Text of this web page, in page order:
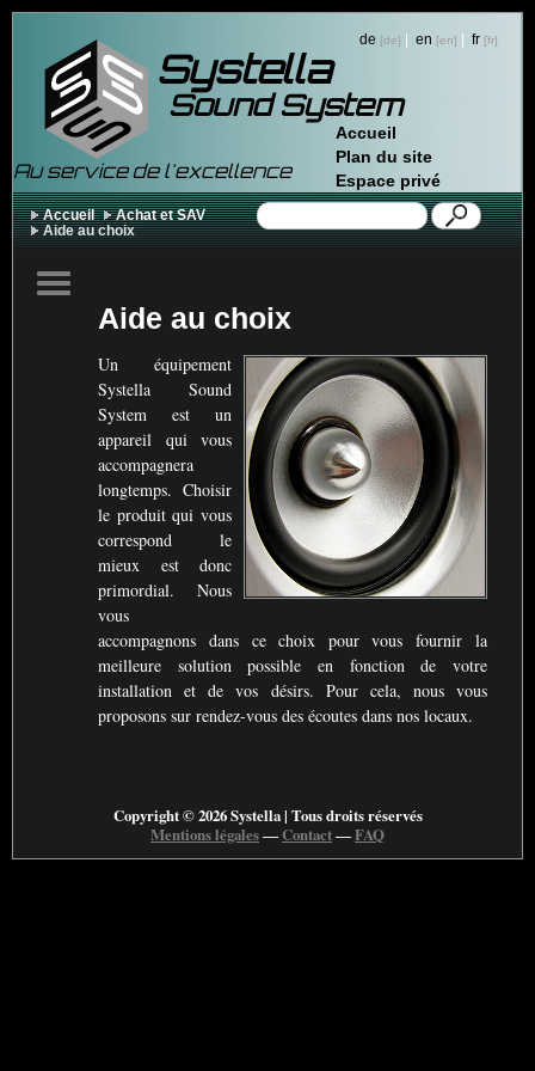
Systella
Au service de l'excellence
Sound System
de | en | fr
Accueil
Plan du site
Espace privé
Accueil
Achat et SAV
Aide au choix
Aide au choix
Un équipement
Systella Sound
System est un
appareil qui vous
accompagnera
longtemps. Choisir
le produit qui vous
correspond le
mieux est donc
primordial. Nous
vous
accompagnons dans ce choix pour vous fournir la
meilleure solution possible en fonction de votre
installation et de vos désirs. Pour cela, nous vous
proposons sur rendez-vous des écoutes dans nos locaux.
Copyright © 2026 Systella | Tous droits réservés
Mentions légales―Contact―FAQ